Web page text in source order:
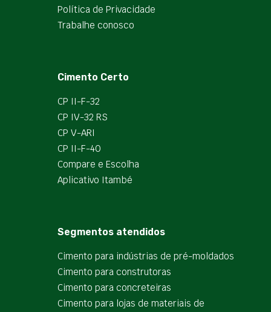
Política de Privacidade
Trabalhe conosco
Cimento Certo
CP II-F-32
CP IV-32 RS
CP V-ARI
CP II-F-40
Compare e Escolha
Aplicativo Itambé
Segmentos atendidos
Cimento para indústrias de pré-moldados
Cimento para construtoras
Cimento para concreteiras
Cimento para lojas de materiais de